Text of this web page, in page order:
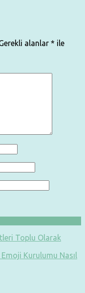
alanlar * ile
Toplu Olarak
Kurulumu Nasıl